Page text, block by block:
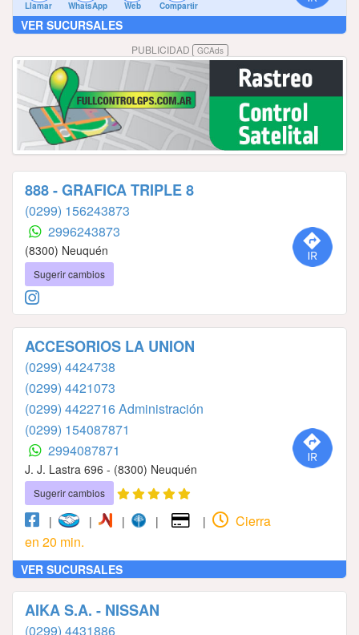
Llamar WhatsApp Web Compartir
VER SUCURSALES
PUBLICIDAD GCAds
888 - GRAFICA TRIPLE 8
(0299) 156243873
2996243873
(8300) Neuquén
Sugerir cambios
ACCESORIOS LA UNION
(0299) 4424738
(0299) 4421073
(0299) 4422716 Administración
(0299) 154087871
2994087871
J. J. Lastra 696 - (8300) Neuquén
Sugerir cambios
| | | | |
Cierra
en 20 min.
VER SUCURSALES
AIKA S.A. - NISSAN
(0299) 4431886